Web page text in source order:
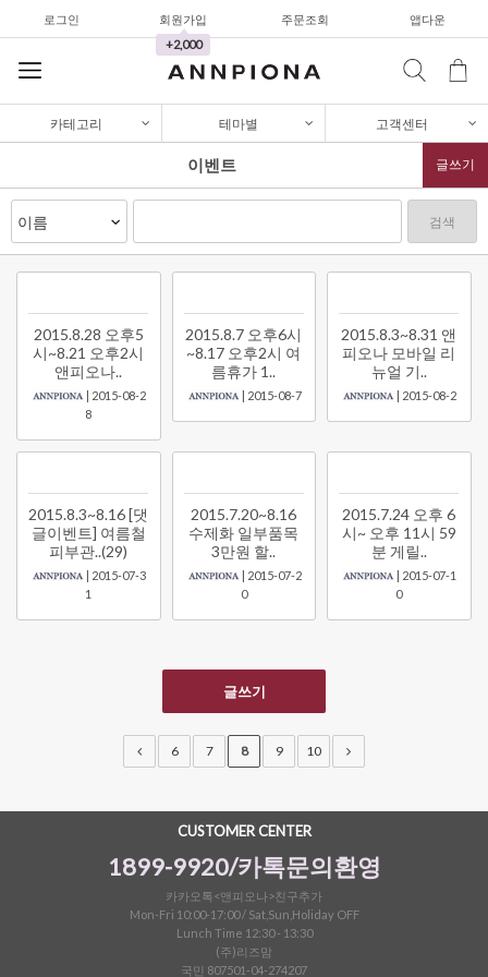
로그인
회원가입
+2,000
주문조회 앱다운
셔츠&블라우스
가디건/니트
한정세일
가디건/니트
와이드팬츠
카테고리 테마별 고객센터
이벤트 글쓰기
검색
2015.8.28 오후5
시~8.21 오후2시
앤피오나..
| 2015-08-2
8
2015.8.7 오후6시
~8.17 오후2시 여
름휴가 1..
| 2015-08-7
2015.8.3~8.31 앤
피오나 모바일 리
뉴얼 기..
| 2015-08-2
2015.8.3~8.16 [댓
글이벤트] 여름철
피부관..(29)
| 2015-07-3
1
2015.7.20~8.16
수제화 일부품목
3만원 할..
| 2015-07-2
0
2015.7.24 오후 6
시~ 오후 11시 59
분 게릴..
| 2015-07-1
0
글쓰기
6 7 8 9 10
CUSTOMER CENTER
1899-9920/카톡문의환영
카카오톡<앤피오나>친구추가
Mon-Fri 10:00-17:00 / Sat,Sun,Holiday OFF
Lunch Time 12:30 - 13:30
(주)리즈맘
국민 807501-04-274207